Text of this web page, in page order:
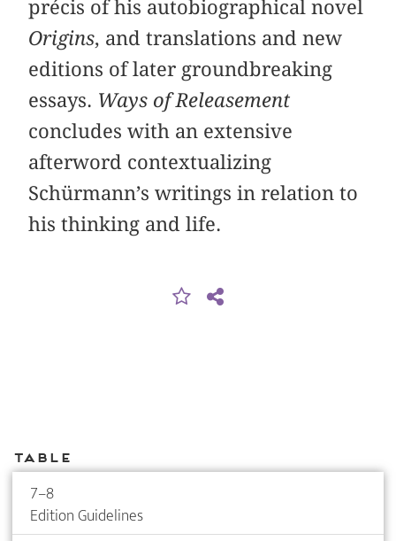
précis of his autobiographical novel
Origins, and translations and new
editions of later groundbreaking
essays. Ways of Releasement
concludes with an extensive
afterword contextualizing
Schürmann’s writings in relation to
his thinking and life.
Table
7–8
Edition Guidelines